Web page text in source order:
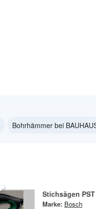
Bohrhämmer bei
Stichsägen PST
Marke: Bosch